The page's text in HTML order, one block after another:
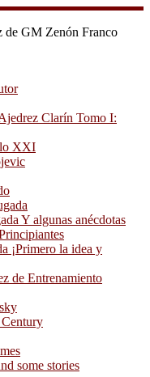
de GM Zenón Franco
Clarín Tomo I:
XXI
Y algunas anécdotas
¡Primero la idea y
de Entrenamiento
some stories